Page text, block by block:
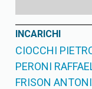
INCARICHI
CIOCCHI
PERONI
FRISON